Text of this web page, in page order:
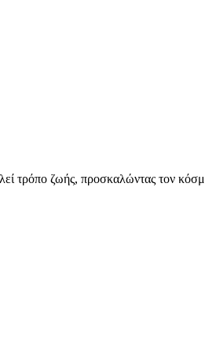
ζωής, προσκαλώντας τον